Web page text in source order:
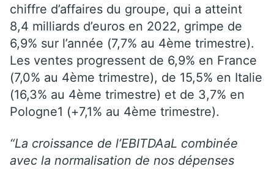
chiffre d’affaires du groupe, qui a atteint
8,4 milliards d’euros en 2022, grimpe de
6,9% sur l’année (7,7% au 4ème trimestre).
Les ventes progressent de 6,9% en France
(7,0% au 4ème trimestre), de 15,5% en Italie
(16,3% au 4ème trimestre) et de 3,7% en
Pologne1 (+7,1% au 4ème trimestre).
“La croissance de l’EBITDAaL combinée
avec la normalisation de nos dépenses